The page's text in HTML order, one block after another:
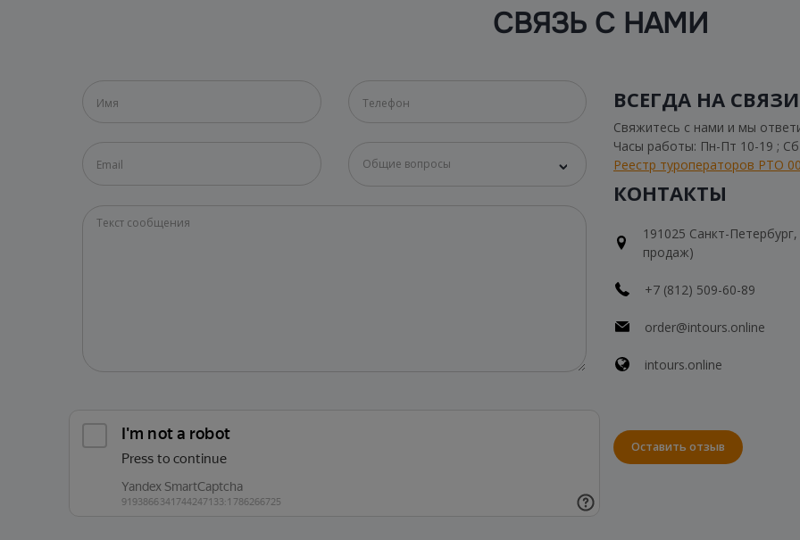
СВЯЗЬ С НАМИ
Общие вопросы
ВСЕГДА НА СВЯЗИ
Свяжитесь с нами и мы
Часы работы: Пн-Пт 10-19 ;
Реестр туроператоров РТО
КОНТАКТЫ
191025 Санкт-
продаж)
+7 (812) 509-60-89
order@intours.online
intours.online
Оставить отзыв